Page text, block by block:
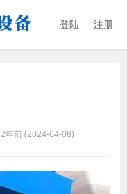
登陆 注册
2年前 (2024-04-08)